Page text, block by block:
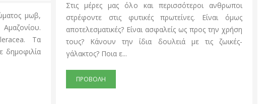
Στις μέρες μας όλο και περισσότεροι ανθρωποι
στρέφοντε στις φυτικές πρωτείνες. Είναι όμως
αποτελεσματικές? Είναι ασφαλείς ως προς την χρήση
τους? Κάνουν την ίδια δουλειά με τις ζωικές-
γάλακτος? Ποια ε...
Το όνομα
ετυμολογικά
«Panax»,
«πανάκεια».